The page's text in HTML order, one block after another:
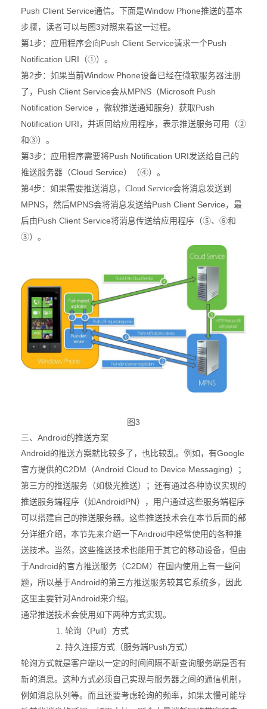
Push Client Service通信。下面是Window Phone推送的基本
步骤，读者可以与图3对照来看这一过程。
第1 步 ：应用程序会向Push Client Service请求一个Push
Notification URI （①）。
第2步 ：如果当前Window Phone设备已经在微软服务器注册
了， Push Client Service会从 MPNS （Microsoft Push
Notification Service ，微软推送通知服务）获取Push
Notification URI ，并返回给应用程序，表示推送服务可用（②
和③）。
第3步 ：应用程序需要将Push Notification URI发送给自己的
推送服务器（Cloud Service）（④）。
第4步 ：如果需要推送消息，Cloud Service会将消息发送到
MPNS，然后MPNS会将消息发送给Push Client Service ，最
后由Push Client Service将消息传送给应用程序（⑤、⑥和
③）。
图3
三、Android的推送方案
Android的推送方案就比较多了，也比较乱。例如，有Google
官方提供的C2DM （Android Cloud to Device Messaging）；
第三方的推送服务（如极光推送）；还有通过各种协议实现的
推送服务端程序（如AndroidPN），用户通过这些服务端程序
可以搭建自己的推送服务器。这些推送技术会在本节后面的部
分详细介绍，本节先来介绍一下Android中经常使用的各种推
送技术。当然，这些推送技术也能用于其它的移动设备，但由
于Android的官方推送服务（C2DM）在国内使用上有一些问
题，所以基于Android的第三方推送服务较其它系统多，因此
这里主要针对Android来介绍。
通常推送技术会使用如下两种方式实现。
1. 轮询（Pull）方式
2. 持久连接方式（服务端Push方式）
轮询方式就是客户端以一定的时间间隔不断查询服务端是否有
新的消息。这种方式必须自己实现与服务器之间的通信机制，
例如消息队列等。而且还要考虑轮询的频率，如果太慢可能导